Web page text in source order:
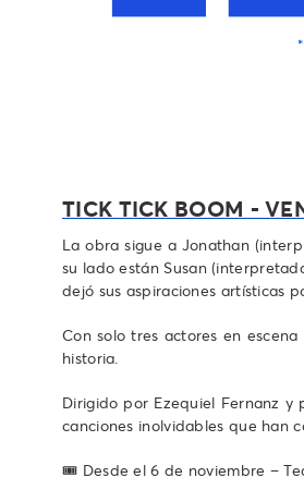
TICK TICK BOOM -
La obra sigue a Jonathan
su lado están Susan
dejó sus aspiraciones artísticas
Con solo tres actores en
historia.
Dirigido por Ezequiel Fernanz y
canciones inolvidables que han
🎟️ Desde el 6 de noviembre –